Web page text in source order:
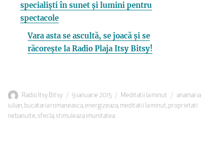
specialiști în sunet și lumini pentru
spectacole
Vara asta se ascultă, se joacă și se
răcorește la Radio Plaja Itsy Bitsy!
Autor
Radio Itsy Bitsy
Publicat
pe
9 ianuarie 2015 Categorii
Meditatii la minut Etichete
anamaria
iulian, bucataria romaneasca,energizeaza, meditatii la minut, proprietati
nebanuite, sfecla, stimuleaza imunitatea